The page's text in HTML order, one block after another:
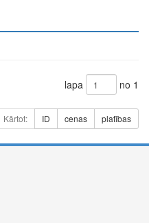
lapa no 1
Kārtot: ID cenas platības